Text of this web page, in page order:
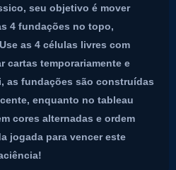
seu objetivo é mover
4 fundações no topo,
as 4 células livres com
cartas temporariamente e
as fundações são construídas
enquanto no tableau
cores alternadas e ordem
jogada para vencer este